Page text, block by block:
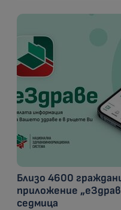
Близо 4600
приложение
седмица